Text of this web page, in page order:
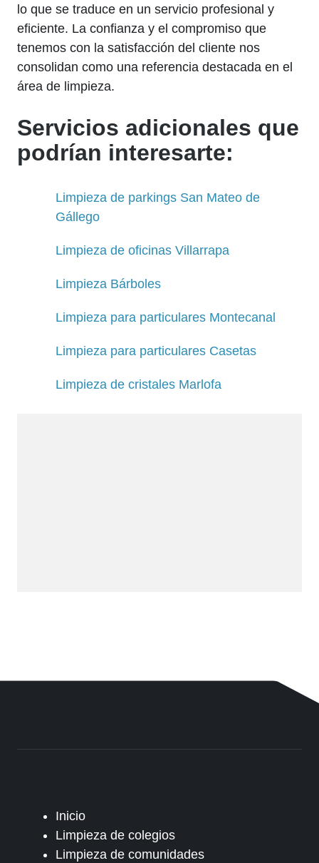
lo que se traduce en un servicio profesional y
eficiente. La confianza y el compromiso que
tenemos con la satisfacción del cliente nos
consolidan como una referencia destacada en el
área de limpieza.
Servicios adicionales que
podrían interesarte:
Limpieza de parkings San Mateo de
Gállego
Limpieza de oficinas Villarrapa
Limpieza Bárboles
Limpieza para particulares Montecanal
Limpieza para particulares Casetas
Limpieza de cristales Marlofa
Inicio
Limpieza de colegios
Limpieza de comunidades